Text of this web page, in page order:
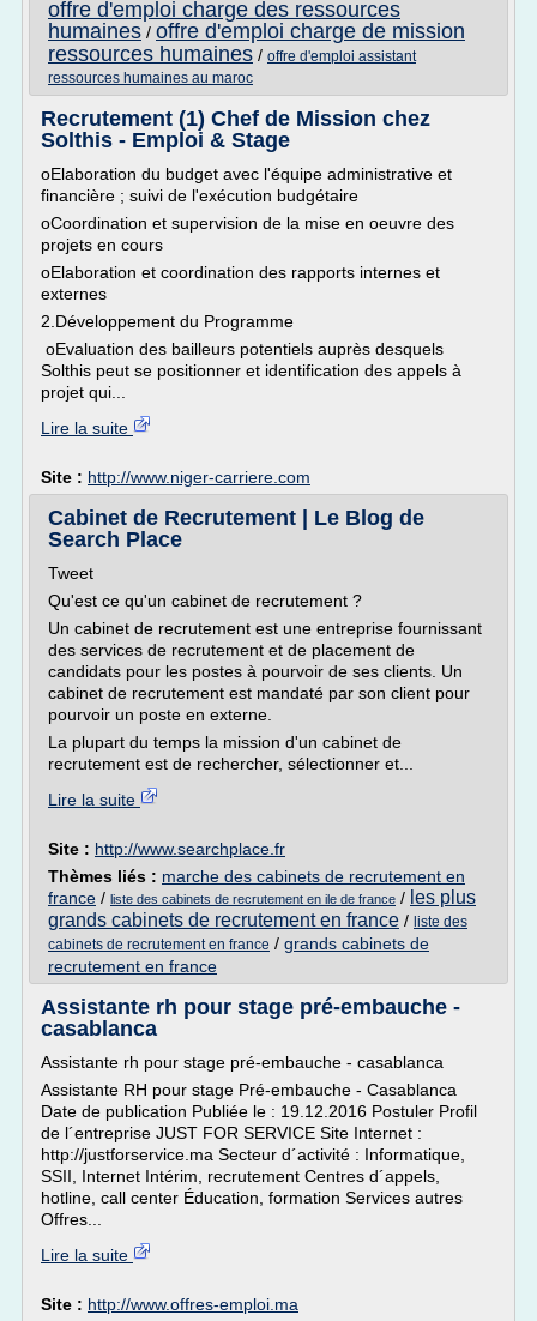
offre d'emploi charge des ressources
humaines / offre d'emploi charge de mission
ressources humaines / offre d'emploi assistant
ressources humaines au maroc
Recrutement (1) Chef de Mission chez
Solthis - Emploi & Stage
oElaboration du budget avec l'équipe administrative et
financière ; suivi de l'exécution budgétaire
oCoordination et supervision de la mise en oeuvre des
projets en cours
oElaboration et coordination des rapports internes et
externes
2.Développement du Programme
oEvaluation des bailleurs potentiels auprès desquels
Solthis peut se positionner et identification des appels à
projet qui...
Lire la suite
Site : http://www.niger-carriere.com
Cabinet de Recrutement | Le Blog de
Search Place
Tweet
Qu'est ce qu'un cabinet de recrutement ?
Un cabinet de recrutement est une entreprise fournissant
des services de recrutement et de placement de
candidats pour les postes à pourvoir de ses clients. Un
cabinet de recrutement est mandaté par son client pour
pourvoir un poste en externe.
La plupart du temps la mission d'un cabinet de
recrutement est de rechercher, sélectionner et...
Lire la suite
Site : http://www.searchplace.fr
Thèmes liés : marche des cabinets de recrutement en
france / liste des cabinets de recrutement en ile de france / les plus
grands cabinets de recrutement en france / liste des
cabinets de recrutement en france / grands cabinets de
recrutement en france
Assistante rh pour stage pré-embauche -
casablanca
Assistante rh pour stage pré-embauche - casablanca
Assistante RH pour stage Pré-embauche - Casablanca
Date de publication Publiée le : 19.12.2016 Postuler Profil
de l´entreprise JUST FOR SERVICE Site Internet :
http://justforservice.ma Secteur d´activité : Informatique,
SSII, Internet Intérim, recrutement Centres d´appels,
hotline, call center Éducation, formation Services autres
Offres...
Lire la suite
Site : http://www.offres-emploi.ma